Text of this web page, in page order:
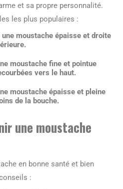
et sa propre personnalité.
les plus populaires :
moustache épaisse et droite
moustache fine et pointue
vers le haut.
moustache épaisse et pleine
de la bouche.
une moustache
en bonne santé et bien
: